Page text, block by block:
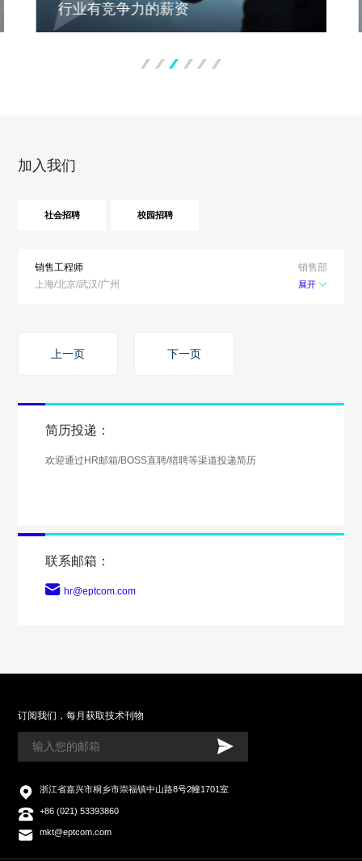
行业有竞争力的薪资
加入我们
社会招聘 校园招聘
销售工程师
销售部
上海/北京/武汉/广州
展开
上一页 下一页
简历投递：
欢迎通过HR邮箱/BOSS直聘/猎聘等渠道投递简历
联系邮箱：
hr@eptcom.com
订阅我们，每月获取技术刊物
浙江省嘉兴市桐乡市崇福镇中山路8号2幢1701室
+86 (021) 53393860
mkt@eptcom.com